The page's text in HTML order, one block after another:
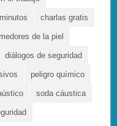
charlas gratis
de la piel
diálogos de seguridad
peligro químico
soda cáustica